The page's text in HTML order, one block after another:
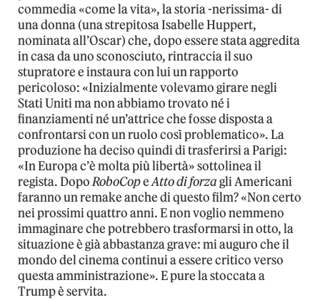
commedia «come la vita», la storia -nerissima- di
una donna (una strepitosa Isabelle Huppert,
nominata all’Oscar) che, dopo essere stata aggredita
in casa da uno sconosciuto, rintraccia il suo
stupratore e instaura con lui un rapporto
pericoloso: «Inizialmente volevamo girare negli
Stati Uniti ma non abbiamo trovato né i
finanziamenti né un’attrice che fosse disposta a
confrontarsi con un ruolo così problematico». La
produzione ha deciso quindi di trasferirsi a Parigi:
«In Europa c’è molta più libertà» sottolinea il
regista. DopoRoboCopeAtto di forzagli Americani
faranno un remake anche di questo film? «Non certo
nei prossimi quattro anni. E non voglio nemmeno
immaginare che potrebbero trasformarsi in otto, la
situazione è già abbastanza grave: mi auguro che il
mondo del cinema continui a essere critico verso
questa amministrazione». E pure la stoccata a
Trump è servita.